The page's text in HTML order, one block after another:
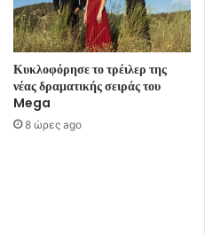
Κυκλοφόρησε το τρέιλερ της
νέας δραματικής σειράς του
Mega
8 ώρες ago